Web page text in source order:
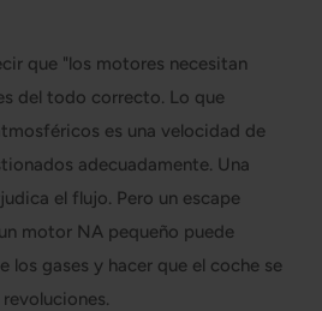
que "los motores necesitan
del todo correcto. Lo que
es una velocidad de
adecuadamente. Una
el flujo. Pero un escape
motor NA pequeño puede
los gases y hacer que el coche se